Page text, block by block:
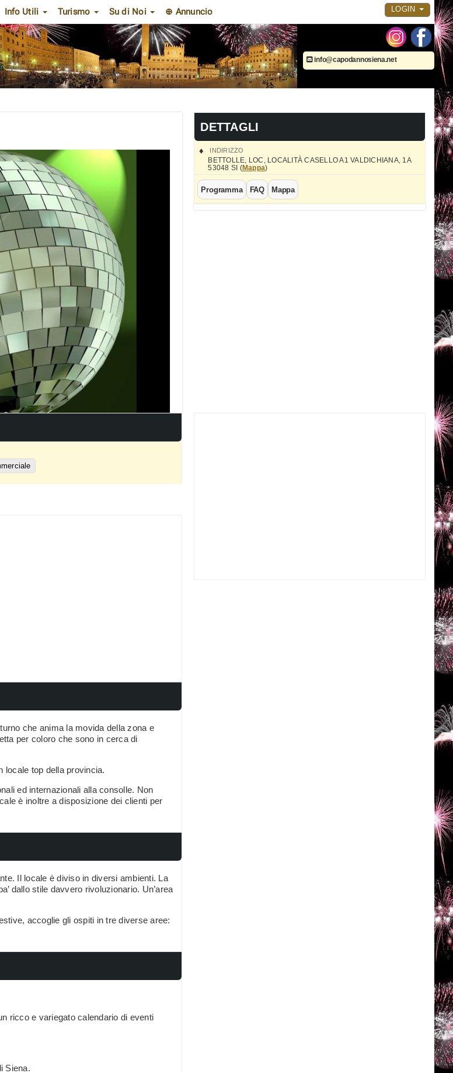
Info Utili Turismo Su di Noi ⊕ Annuncio LOGIN
info@capodannosiena.net
DETTAGLI
INDIRIZZO
BETTOLLE, LOC, LOCALITÀ CASELLO A1 VALDICHIANA, 1A
53048 SI (Mappa)
Programma FAQ Mappa
che anima la movida della zona e
per coloro che sono in cerca di
locale top della provincia.
ed internazionali alla consolle. Non
è inoltre a disposizione dei clienti per
Il locale è diviso in diversi ambienti. La
dallo stile davvero rivoluzionario. Un’area
accoglie gli ospiti in tre diverse aree:
ricco e variegato calendario di eventi
Siena.